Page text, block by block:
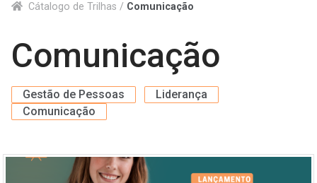
Cátalogo de Trilhas / Comunicação
Comunicação
Gestão de Pessoas
Liderança
Comunicação